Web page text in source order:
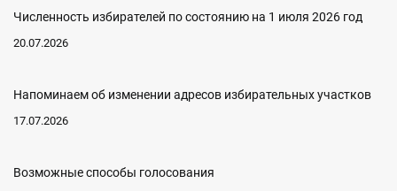
Численность избирателей по состоянию на 1 июля 2026 год
20.07.2026
Напоминаем об изменении адресов избирательных участков
17.07.2026
Возможные способы голосования